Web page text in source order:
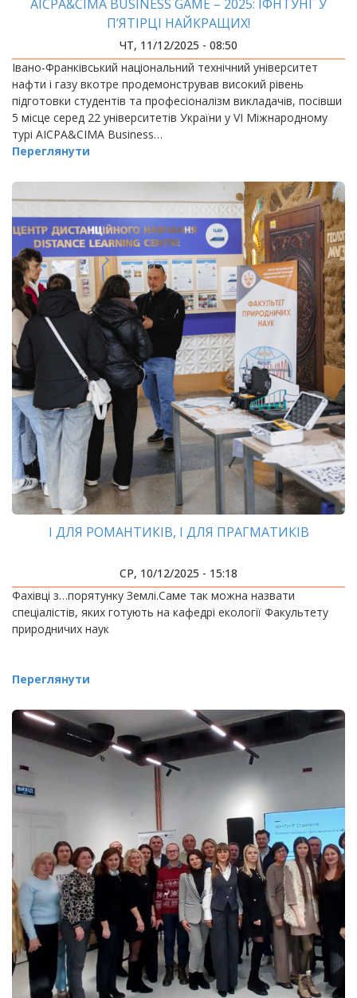
AICPA&CIMA BUSINESS GAME – 2025: ІФНТУНГ У
П’ЯТІРЦІ НАЙКРАЩИХ!
ЧТ, 11/12/2025 - 08:50
Івано-Франківський національний технічний університет
нафти і газу вкотре продемонстрував високий рівень
підготовки студентів та професіоналізм викладачів, посівши
5 місце серед 22 університетів України у VI Міжнародному
турі AICPA&CIMA Business…
Переглянути
І ДЛЯ РОМАНТИКІВ, І ДЛЯ ПРАГМАТИКІВ
СР, 10/12/2025 - 15:18
Фахівці з…порятунку Землі.Саме так можна назвати
спеціалістів, яких готують на кафедрі екології Факультету
природничих наук
Переглянути